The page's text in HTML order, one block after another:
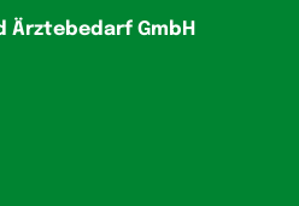
Ärztebedarf GmbH